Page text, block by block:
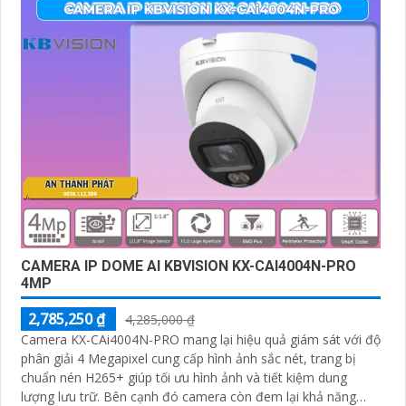
CAMERA IP DOME AI KBVISION KX-CAI4004N-PRO
4MP
2,785,250 ₫
4,285,000 ₫
Camera KX-CAi4004N-PRO mang lại hiệu quả giám sát với độ
phân giải 4 Megapixel cung cấp hình ảnh sắc nét, trang bị
chuẩn nén H265+ giúp tối ưu hình ảnh và tiết kiệm dung
lượng lưu trữ. Bên cạnh đó camera còn đem lại khả năng